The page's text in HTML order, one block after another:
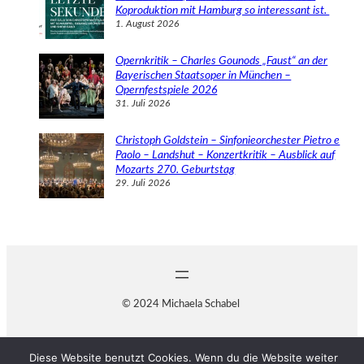
Koproduktion mit Hamburg so interessant ist.
1. August 2026
Opernkritik – Charles Gounods „Faust“ an der
Bayerischen Staatsoper in München –
Opernfestspiele 2026
31. Juli 2026
Christoph Goldstein – Sinfonieorchester Pietro e
Paolo – Landshut – Konzertkritik – Ausblick auf
Mozarts 270. Geburtstag
29. Juli 2026
© 2024 Michaela Schabel
Diese Website benutzt Cookies. Wenn du die Website weiter